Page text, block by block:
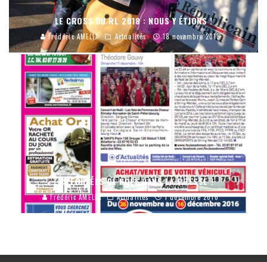
LE CROSS DU RL 2018 : NOUS Y ÉTIONS !
Frédéric AMELLA Actualités 18 novembre 2018
LES FOULÉES DE NOËL DANS LA PRESSE !
Frédéric AMELLA Actualités 1 décembre 2016